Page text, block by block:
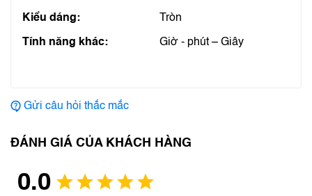
Kiểu dáng: Tròn
Tính năng khác: Giờ - phút – Giây
Gửi câu hỏi thắc mắc
ĐÁNH GIÁ CỦA KHÁCH HÀNG
0.0